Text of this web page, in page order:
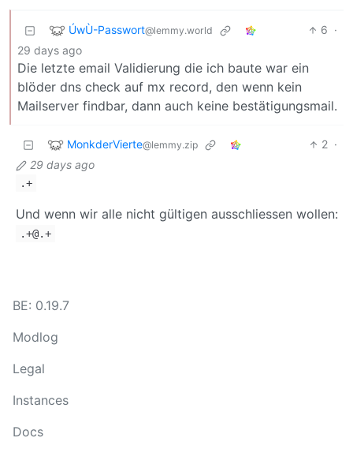
ÚwÙ-Passwort@lemmy.world 6 ·
29 days ago
Die letzte email Validierung die ich baute war ein
blöder dns check auf mx record, den wenn kein
Mailserver findbar, dann auch keine bestätigungsmail.
MonkderVierte@lemmy.zip 2 ·
29 days ago
.+
Und wenn wir alle nicht gültigen ausschliessen wollen:
.+@.+
BE: 0.19.7
Modlog
Legal
Instances
Docs